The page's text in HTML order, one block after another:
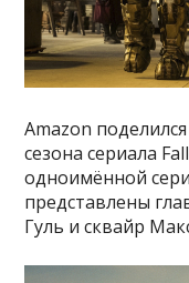
Amazon
сезона сериала
одноимённой
представлены
Гуль и сквайр